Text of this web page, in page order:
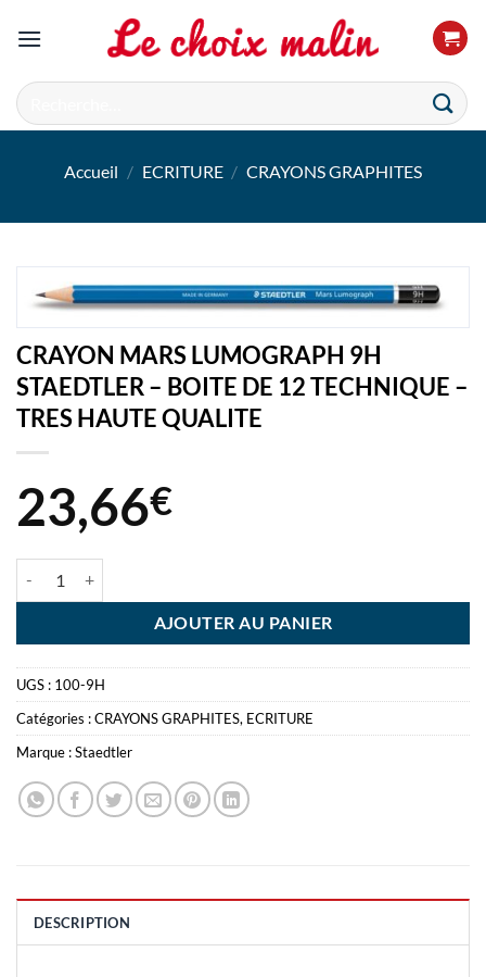
Recherche
pour :
Accueil / ECRITURE / CRAYONS GRAPHITES
CRAYON MARS LUMOGRAPH 9H
STAEDTLER – BOITE DE 12 TECHNIQUE –
TRES HAUTE QUALITE
23,66€
AJOUTER AU PANIER
UGS : 100-9H
Catégories :CRAYONS GRAPHITES, ECRITURE
Marque :Staedtler
DESCRIPTION